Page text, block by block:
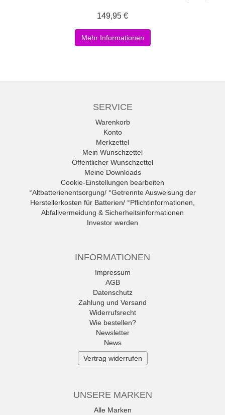
149,95 €
Mehr Informationen
SERVICE
Warenkorb
Konto
Merkzettel
Mein Wunschzettel
Öffentlicher Wunschzettel
Meine Downloads
Cookie-Einstellungen bearbeiten
°Altbatterienentsorgung/ °Getrennte Ausweisung der
Herstellerkosten für Batterien/ °Pflichtinformationen,
Abfallvermeidung & Sicherheitsinformationen
Investor werden
INFORMATIONEN
Impressum
AGB
Datenschutz
Zahlung und Versand
Widerrufsrecht
Wie bestellen?
Newsletter
News
Vertrag widerrufen
UNSERE MARKEN
Alle Marken